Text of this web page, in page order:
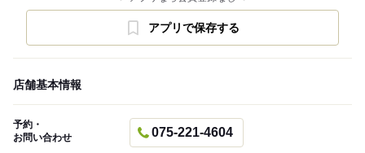
アプリで保存する
店舗基本情報
予約・
お問い合わせ
075-221-4604